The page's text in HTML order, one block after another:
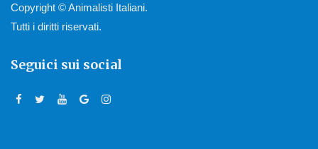
Copyright © Animalisti Italiani.
Tutti i diritti riservati.
Seguici sui social